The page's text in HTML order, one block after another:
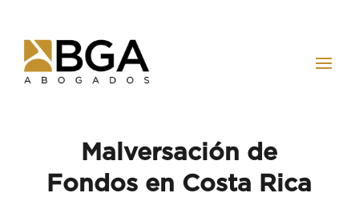
Malversación de
Fondos en Costa Rica